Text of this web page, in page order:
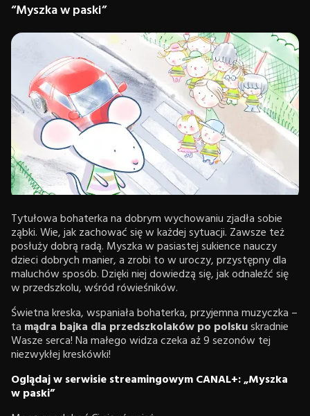
“Myszka w paski”
Tytułowa bohaterka na dobrym wychowaniu zjadła sobie
ząbki. Wie, jak zachować się w każdej sytuacji. Zawsze też
posłuży dobrą radą. Myszka w pasiastej sukience nauczy
dzieci dobrych manier, a zrobi to w uroczy, przystępny dla
maluchów sposób. Dzięki niej dowiedzą się, jak odnaleźć się
w przedszkolu, wśród rówieśników.
Świetna kreska, wspaniała bohaterka, przyjemna muzyczka –
ta mądra bajka dla przedszkolaków po polskuskradnie
Wasze serca! Na małego widza czeka aż 9 sezonów tej
niezwykłej kreskówki!
Oglądaj w serwisie streamingowym CANAL+: „Myszka
w paski”